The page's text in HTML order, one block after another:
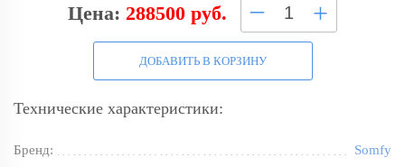
Цена: 288500 руб. – +
ДОБАВИТЬ В КОРЗИНУ
Технические характеристики:
Бренд:
Somfy